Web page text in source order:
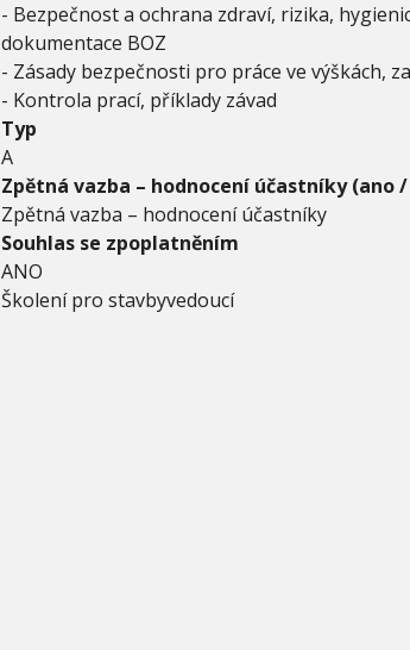
S
T
A
S
T
A
V
B
Á
C
H
- Bezpečnost a ochrana zdraví, rizika,
dokumentace BOZ
- Zásady bezpečnosti pro práce ve výškách,
- Kontrola prací, příklady závad
Typ
A
Zpětná vazba – hodnocení účastníky (ano
Zpětná vazba – hodnocení účastníky
Souhlas se zpoplatněním
ANO
Školení pro stavbyvedoucí